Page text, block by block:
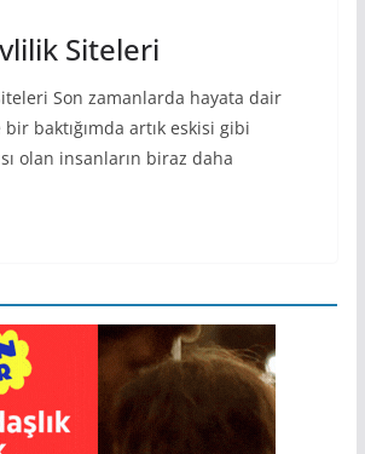
Siteleri
Son zamanlarda hayata dair
baktığımda artık eskisi gibi
olan insanların biraz daha